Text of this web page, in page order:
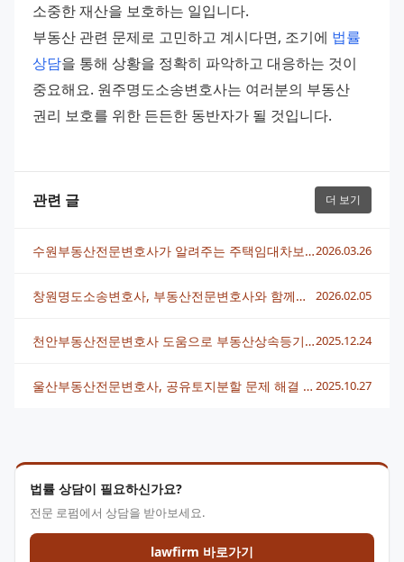
법률 상담이 필요하신가요?
전문 로펌에서 상담을 받아보세요.
lawfirm 바로가기
소중한 재산을 보호하는 일입니다.
부동산 관련 문제로 고민하고 계시다면, 조기에 법률
상담을 통해 상황을 정확히 파악하고 대응하는 것이
중요해요. 원주명도소송변호사는 여러분의 부동산
권리 보호를 위한 든든한 동반자가 될 것입니다.
관련 글 더 보기
수원부동산전문변호사가 알려주는 주택임대차보호법 핵심 내용2026.03.26
창원명도소송변호사, 부동산전문변호사와 함께하는 명도 문제 해결법 2026.02.05
천안부동산전문변호사 도움으로 부동산상속등기 쉽게 해결하는 방법2025.12.24
울산부동산전문변호사, 공유토지분할 문제 해결 방법과 실제 사례 2025.10.27